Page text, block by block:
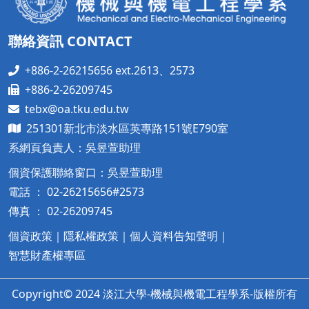
聯絡資訊 CONTACT
+886-2-26215656 ext.2613、2573
+886-2-26209745
tebx@oa.tku.edu.tw
251301新北市淡水區英專路151號E790室
系網頁負責人：吳昱萱助理
個資保護聯絡窗口：吳昱萱助理
電話 ： 02-26215656#2573
傳真 ： 02-26209745
個資政策 ｜ 隱私權政策 ｜ 個人資料告知聲明 ｜
智慧財產權專區
Copyright© 2024 淡江大學-機械與機電工程學系-版權所有